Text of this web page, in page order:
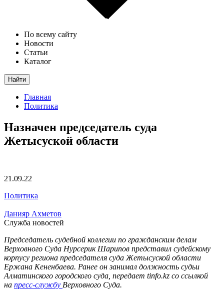
По всему сайту
Новости
Статьи
Каталог
Найти
Главная
Политика
Назначен председатель суда
Жетысуской области
21.09.22
Политика
Данияр Ахметов
Служба новостей
Председатель судебной коллегии по гражданским делам
Верховного Суда Нурсерик Шарипов представил судейскому
корпусу региона председателя суда Жетысуской области
Ержана Кененбаева. Ранее он занимал должность судьи
Алматинского городского суда, передает tinfo.kz со ссылкой
на пресс-службу Верховного Суда.